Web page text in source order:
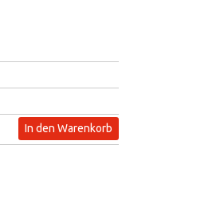
In den Warenkorb